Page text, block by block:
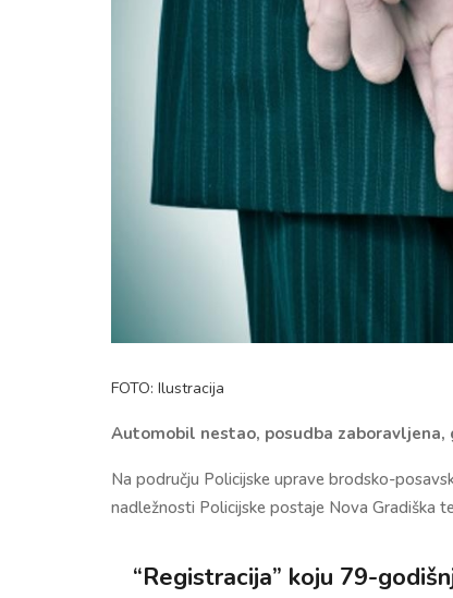
FOTO: Ilustracija
Automobil nestao, posudba zaboravljena,
Na području Policijske uprave brodsko-
nadležnosti Policijske postaje Nova Gradiška
“Registracija” koju 79-